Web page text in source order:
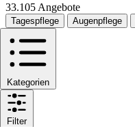
33.105 Angebote
Tagespflege Augenpflege
Kategorien
Filter